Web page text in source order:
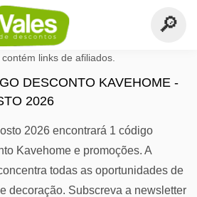
contém links de afiliados.
DESCONTO KAVEHOME -
2026
2026 encontrará 1 código
Kavehome e promoções. A
todas as oportunidades de
decoração. Subscreva a newsletter